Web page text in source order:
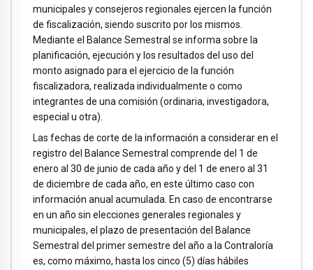
municipales y consejeros regionales ejercen la función
de fiscalización, siendo suscrito por los mismos.
Mediante el Balance Semestral se informa sobre la
planificación, ejecución y los resultados del uso del
monto asignado para el ejercicio de la función
fiscalizadora, realizada individualmente o como
integrantes de una comisión (ordinaria, investigadora,
especial u otra).
Las fechas de corte de la información a considerar en el
registro del Balance Semestral comprende del 1 de
enero al 30 de junio de cada año y del 1 de enero al 31
de diciembre de cada año, en este último caso con
información anual acumulada. En caso de encontrarse
en un año sin elecciones generales regionales y
municipales, el plazo de presentación del Balance
Semestral del primer semestre del año a la Contraloría
es, como máximo, hasta los cinco (5) días hábiles